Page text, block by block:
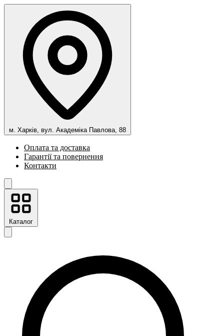
м. Харків, вул. Академіка Павлова, 88
Оплата та доставка
Гарантії та повернення
Контакти
Каталог